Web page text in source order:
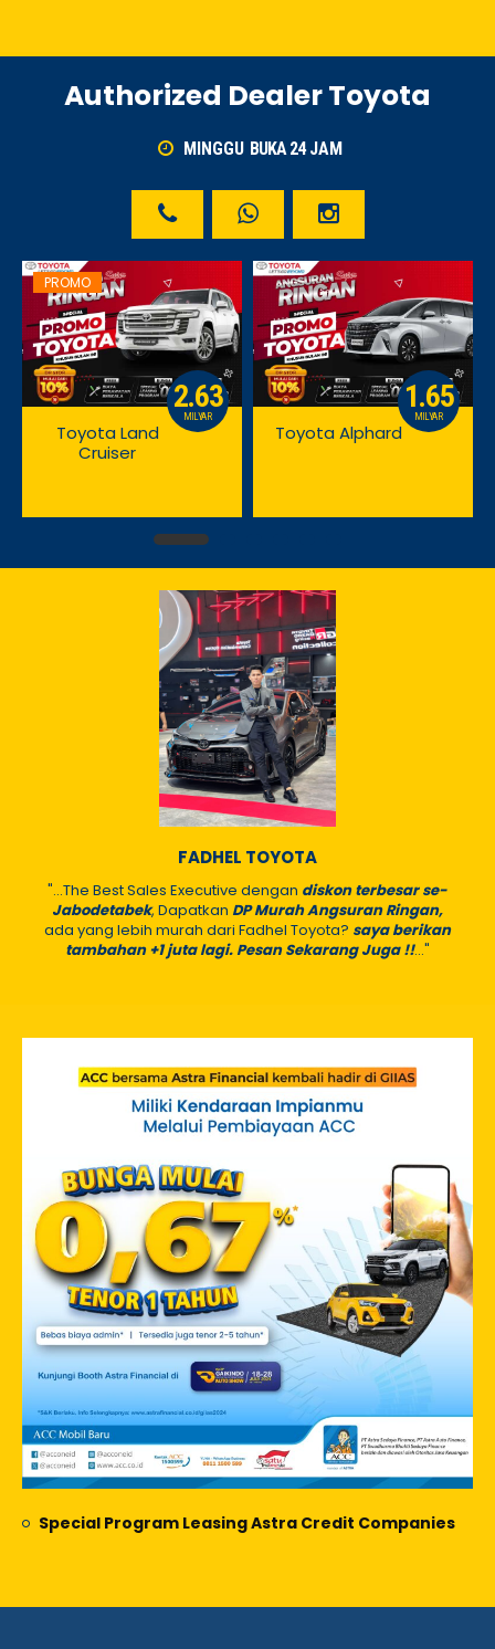
Authorized Dealer Toyota
MINGGU BUKA 24JAM
PROMO
2.63
MILYAR
Toyota Land
Cruiser
1.65
MILYAR
Toyota Alphard
FADHEL TOYOTA
"...The Best Sales Executive dengan diskon terbesar se-
Jabodetabek, Dapatkan DP Murah Angsuran Ringan,
ada yang lebih murah dari Fadhel Toyota? saya berikan
tambahan +1 juta lagi. Pesan Sekarang Juga !!..."
Special Program Leasing Astra Credit Companies